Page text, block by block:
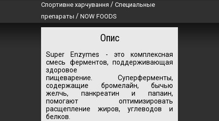
Спортивне харчування / Специальные
препараты / NOW FOODS
Опис
Super Enzymes - это комплексная
смесь ферментов, поддерживающая
здоровое
пищеварение. Суперферменты,
содержащие бромелайн, бычью
желчь, панкреатин и папаин,
помогают оптимизировать
расщепление жиров, углеводов и
белков.